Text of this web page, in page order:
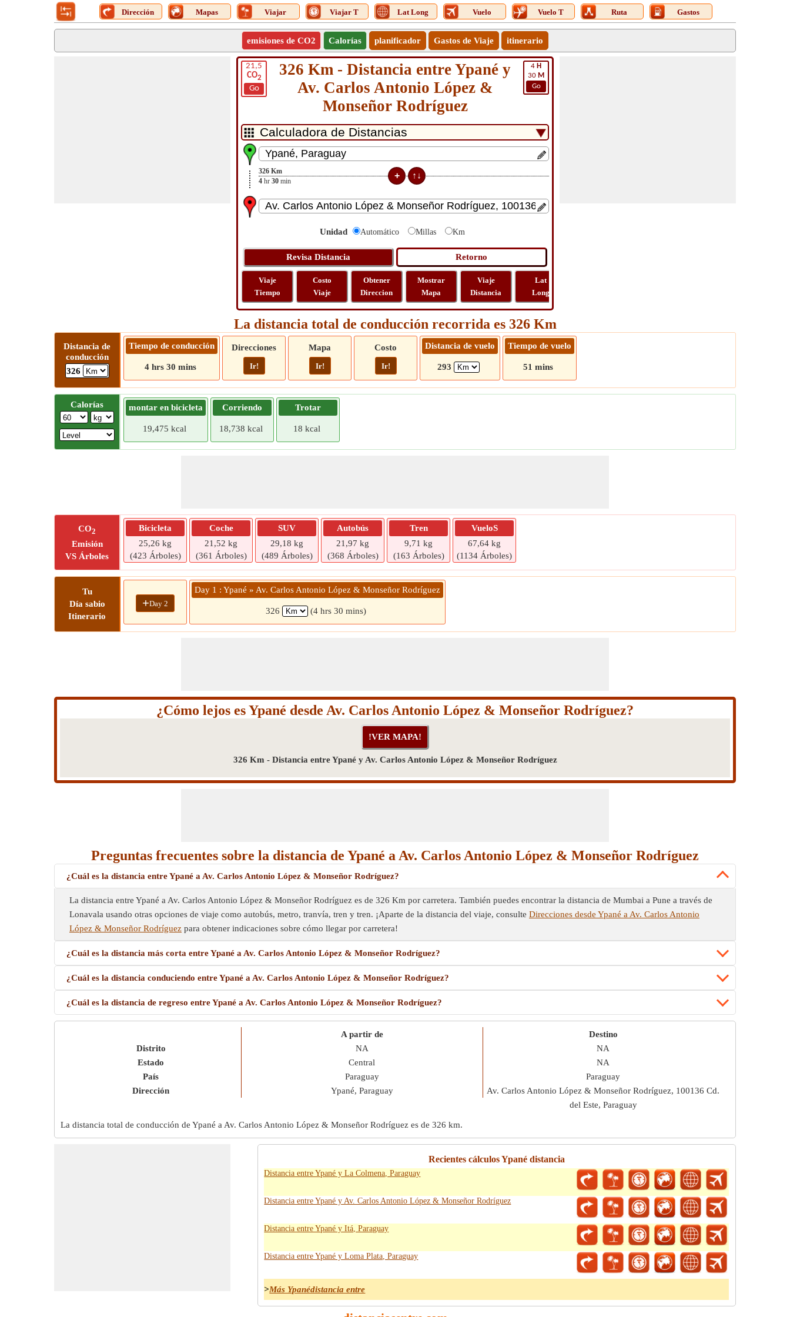
Dirección Mapas Viajar Viajar T Lat Long Vuelo Vuelo T Ruta Gastos
emisiones de CO2 Calorías planificador Gastos de Viaje itinerario
21,5
CO2
Go
4 H
30 M
Go
326 Km - Distancia entre Ypané y
Av. Carlos Antonio López &
Monseñor Rodríguez
326 Km
4 hr 30 min
Unidad Automático Millas Km
Viaje
Tiempo
Costo
Viaje
Obtener
Direccion
Mostrar
Mapa
Viaje
Distancia
Lat
Long
La distancia total de conducción recorrida es 326 Km
Distancia de
conducción
326
Tiempo de conducción
4 hrs 30 mins
Direcciones
Ir!
Mapa
Ir!
Costo
Ir!
Distancia de vuelo
293
Tiempo de vuelo
51 mins
Calorías montar en bicicleta
19,475 kcal
Corriendo
18,738 kcal
Trotar
18 kcal
CO2
Emisión
VS Árboles
Bicicleta
25,26 kg
(423 Árboles)
Coche
21,52 kg
(361 Árboles)
SUV
29,18 kg
(489 Árboles)
Autobús
21,97 kg
(368 Árboles)
Tren
9,71 kg
(163 Árboles)
VueloS
67,64 kg
(1134 Árboles)
Tu
Día sabio
Itinerario
+Day 2
Day 1 : Ypané » Av. Carlos Antonio López & Monseñor Rodríguez
326 (4 hrs 30 mins)
¿Cómo lejos es Ypané desde Av. Carlos Antonio López & Monseñor Rodríguez?
326 Km - Distancia entre Ypané y Av. Carlos Antonio López & Monseñor Rodríguez
Preguntas frecuentes sobre la distancia de Ypané a Av. Carlos Antonio López & Monseñor Rodríguez
¿Cuál es la distancia entre Ypané a Av. Carlos Antonio López & Monseñor Rodríguez?
La distancia entre Ypané a Av. Carlos Antonio López & Monseñor Rodríguez es de 326 Km por carretera. También puedes encontrar la distancia de Mumbai a Pune a través de
Lonavala usando otras opciones de viaje como autobús, metro, tranvía, tren y tren. ¡Aparte de la distancia del viaje, consulte Direcciones desde Ypané a Av. Carlos Antonio
López & Monseñor Rodríguez para obtener indicaciones sobre cómo llegar por carretera!
¿Cuál es la distancia más corta entre Ypané a Av. Carlos Antonio López & Monseñor Rodríguez?
¿Cuál es la distancia conduciendo entre Ypané a Av. Carlos Antonio López & Monseñor Rodríguez?
¿Cuál es la distancia de regreso entre Ypané a Av. Carlos Antonio López & Monseñor Rodríguez?
Distrito
Estado
País
Dirección
A partir de
NA
Central
Paraguay
Ypané, Paraguay
Destino
NA
NA
Paraguay
Av. Carlos Antonio López & Monseñor Rodríguez, 100136 Cd.
del Este, Paraguay
La distancia total de conducción de Ypané a Av. Carlos Antonio López & Monseñor Rodríguez es de 326 km.
Recientes cálculos Ypané distancia
Distancia entre Ypané y La Colmena, Paraguay
Distancia entre Ypané y Av. Carlos Antonio López & Monseñor Rodríguez
Distancia entre Ypané y Itá, Paraguay
Distancia entre Ypané y Loma Plata, Paraguay
>Más Ypanédistancia entre